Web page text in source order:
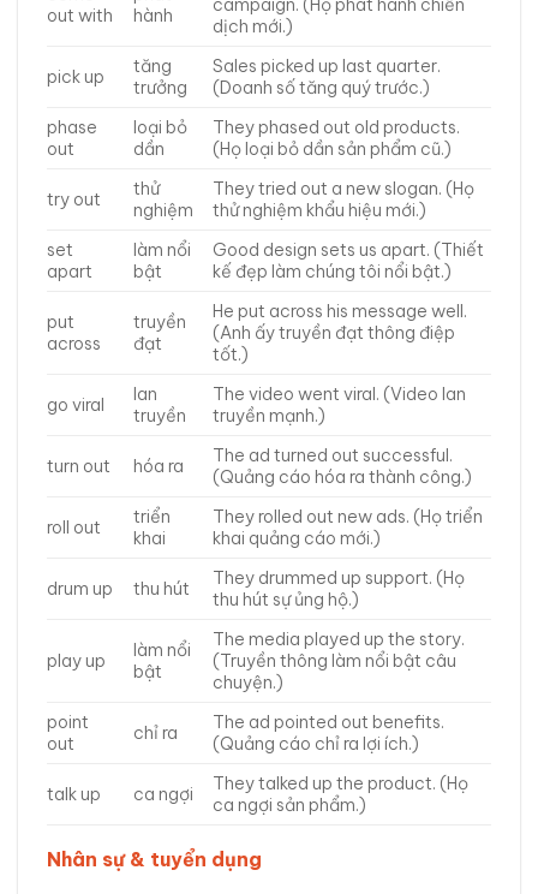
out with
hành
campaign. (Họ phát hành chiến
dịch mới.)
pick up
tăng
trưởng
Sales picked up last quarter.
(Doanh số tăng quý trước.)
phase
out
loại bỏ
dần
They phased out old products.
(Họ loại bỏ dần sản phẩm cũ.)
try out
thử
nghiệm
They tried out a new slogan. (Họ
thử nghiệm khẩu hiệu mới.)
set
apart
làm nổi
bật
Good design sets us apart. (Thiết
kế đẹp làm chúng tôi nổi bật.)
put
across
truyền
đạt
He put across his message well.
(Anh ấy truyền đạt thông điệp
tốt.)
go viral
lan
truyền
The video went viral. (Video lan
truyền mạnh.)
turn out hóa ra
The ad turned out successful.
(Quảng cáo hóa ra thành công.)
roll out
triển
khai
They rolled out new ads. (Họ triển
khai quảng cáo mới.)
drum up thu hút
They drummed up support. (Họ
thu hút sự ủng hộ.)
play up
làm nổi
bật
The media played up the story.
(Truyền thông làm nổi bật câu
chuyện.)
point
out
chỉ ra
The ad pointed out benefits.
(Quảng cáo chỉ ra lợi ích.)
talk up ca ngợi
They talked up the product. (Họ
ca ngợi sản phẩm.)
Nhân sự & tuyển dụng